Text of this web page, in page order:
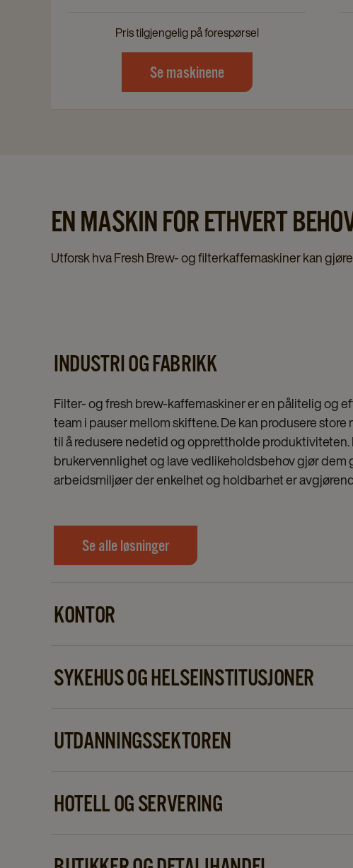
Pris tilgjengelig på forespørsel
Se maskinene
EN MASKIN FOR ETHVERT
Utforsk hva Fresh Brew- og filterkaffemaskiner kan
INDUSTRI OG FABRIKK
Filter- og fresh brew-kaffemaskiner er en pålitelig og
team i pauser mellom skiftene. De kan produsere
til å redusere nedetid og opprettholde produktiviteten.
brukervennlighet og lave vedlikeholdsbehov gjør dem
arbeidsmiljøer der enkelhet og holdbarhet er
Se alle løsninger
KONTOR
øke trivsel og produktivitet på arbeidsplassen.
SYKEHUS OG HELSEINSTITUSJONER
pasienter og besøkende – selv i travle omgivelser.
UTDANNINGSSEKTOREN
er viktig.
HOTELL OG SERVERING
betjene store grupper samtidig som de opprettholder